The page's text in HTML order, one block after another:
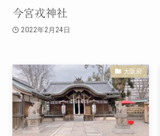
今宮戎神社
2022年2月24日
大阪府